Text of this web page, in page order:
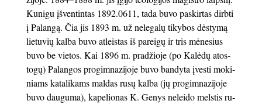
Ku­ni­gu įšven­tin­tas 1892.0611, tada buvo paskirtas dirb­ti
į Pa­lan­gą. Čia jis 1893 m. už ne­le­ga­lų ti­ky­bos dės­ty­mą
lie­tu­vių kal­ba bu­vo at­leis­tas iš pa­rei­gų ir tris mė­ne­sius
bu­vo be vie­tos. Kai 1896 m. pra­džio­je (po Ka­lė­dų atos­
to­gų) Pa­lan­gos pro­gim­na­zi­jo­je bu­vo ban­dy­ta įves­ti mo­ki­
niams ka­ta­li­kams mal­das ru­sų kal­ba (jų pro­gim­na­zi­jo­je
bu­vo dau­gu­ma), ka­pe­lio­nas K. Ge­nys ne­lei­do mels­tis ru­